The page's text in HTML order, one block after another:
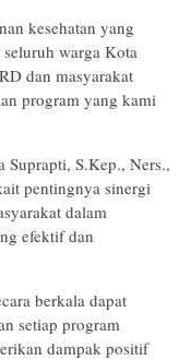
kesehatan yang
warga Kota
dan masyarakat
program yang kami
Suprapti, S.Kep., Ners.,
pentingnya sinergi
dalam
efektif dan
berkala dapat
setiap program
dampak positif